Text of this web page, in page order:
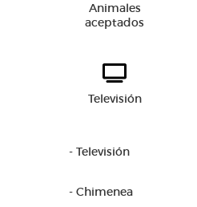
Animales
aceptados
Televisión
- Televisión
- Chimenea